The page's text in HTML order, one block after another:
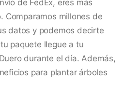
de FedEx, eres más
Comparamos millones de
datos y podemos decirte
paquete llegue a tu
durante el día. Además,
para plantar árboles